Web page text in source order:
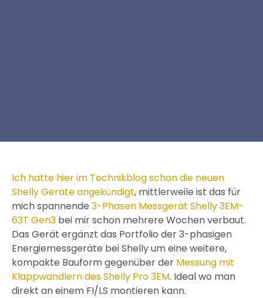
Ich hatte hier im Technikblog schon die neuen
Shelly Geräte angekündigt, mittlerweile ist das für
mich spannende 3-Phasen Messgerät Shelly 3EM-
63T Gen3 bei mir schon mehrere Wochen verbaut.
Das Gerät ergänzt das Portfolio der 3-phasigen
Energiemessgeräte bei Shelly um eine weitere,
kompakte Bauform gegenüber der Messung mit
Klappwandlern desShelly Pro 3EM. Ideal wo man
direkt an einem FI/LS montieren kann.